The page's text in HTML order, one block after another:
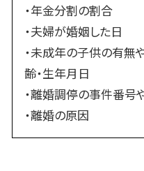
・年金分割の割合
・夫婦が婚姻した日
・未成年の子供の有無
齢・生年月日
・離婚調停の事件番号
・離婚の原因